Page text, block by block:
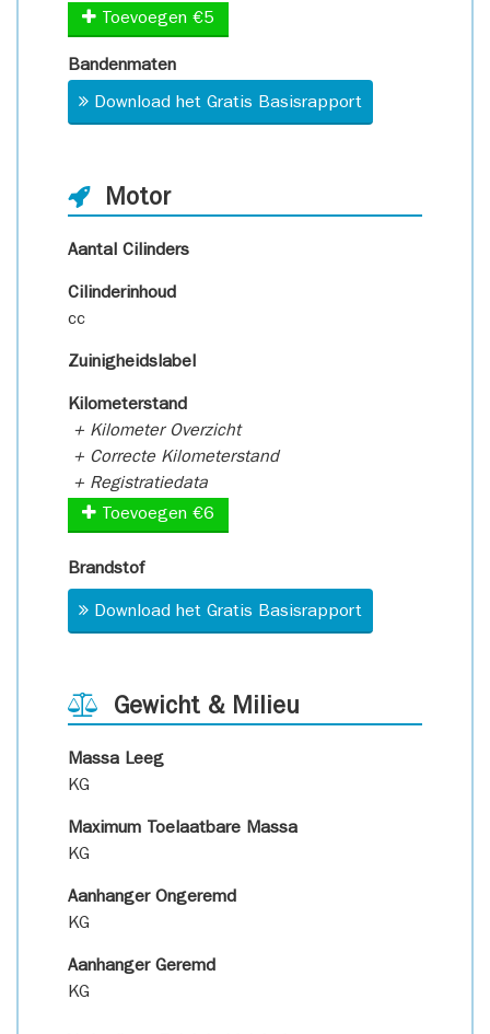
Toevoegen €5
Bandenmaten
Download het Gratis Basisrapport
Motor
Aantal Cilinders
Cilinderinhoud
cc
Zuinigheidslabel
Kilometerstand
+ Kilometer Overzicht
+ Correcte Kilometerstand
+ Registratiedata
Toevoegen €6
Brandstof
Download het Gratis Basisrapport
Gewicht & Milieu
Massa Leeg
KG
Maximum Toelaatbare Massa
KG
Aanhanger Ongeremd
KG
Aanhanger Geremd
KG